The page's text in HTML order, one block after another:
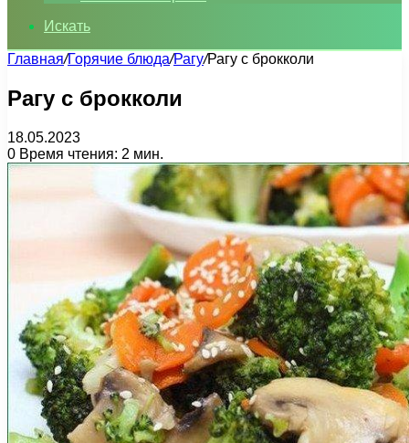
Искать
Главная/Горячие блюда/Рагу/Рагу с брокколи
Рагу с брокколи
18.05.2023
0 Время чтения: 2 мин.